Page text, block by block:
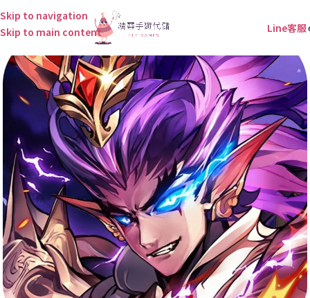
Skip to navigation
Skip to main content
Line客服